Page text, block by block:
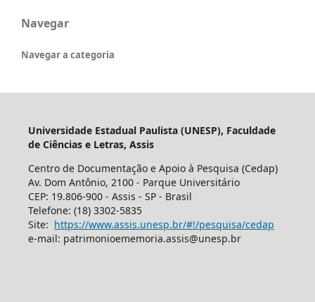
Navegar
Navegar a categoria
Universidade Estadual Paulista (UNESP), Faculdade
de Ciências e Letras, Assis
Centro de Documentação e Apoio à Pesquisa (Cedap)
Av. Dom Antônio, 2100 - Parque Universitário
CEP: 19.806-900 - Assis - SP - Brasil
Telefone: (18) 3302-5835
Site: https://www.assis.unesp.br/#!/pesquisa/cedap
e-mail: patrimonioememoria.assis@unesp.br